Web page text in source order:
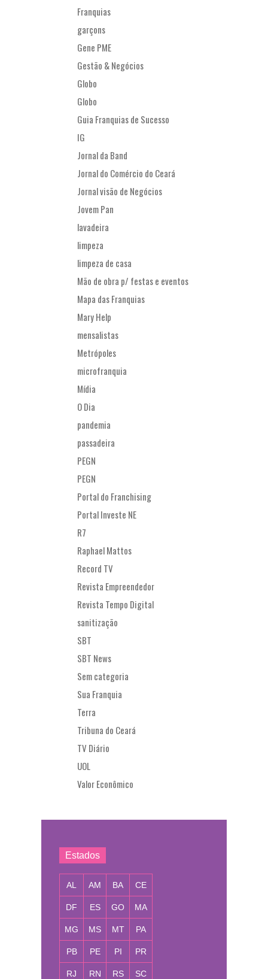
Franquias
garçons
Gene PME
Gestão & Negócios
Globo
Globo
Guia Franquias de Sucesso
IG
Jornal da Band
Jornal do Comércio do Ceará
Jornal visão de Negócios
Jovem Pan
lavadeira
limpeza
limpeza de casa
Mão de obra p/ festas e eventos
Mapa das Franquias
Mary Help
mensalistas
Metrópoles
microfranquia
Mídia
O Dia
pandemia
passadeira
PEGN
PEGN
Portal do Franchising
Portal Investe NE
R7
Raphael Mattos
Record TV
Revista Empreendedor
Revista Tempo Digital
sanitização
SBT
SBT News
Sem categoria
Sua Franquia
Terra
Tribuna do Ceará
TV Diário
UOL
Valor Econômico
Estados
AL AM BA CE
DF ES GO MA
MG MS MT PA
PB PE PI PR
RJ RN RS SC